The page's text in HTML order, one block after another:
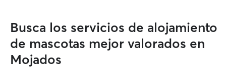
Busca los servicios de alojamiento
de mascotas mejor valorados en
Mojados